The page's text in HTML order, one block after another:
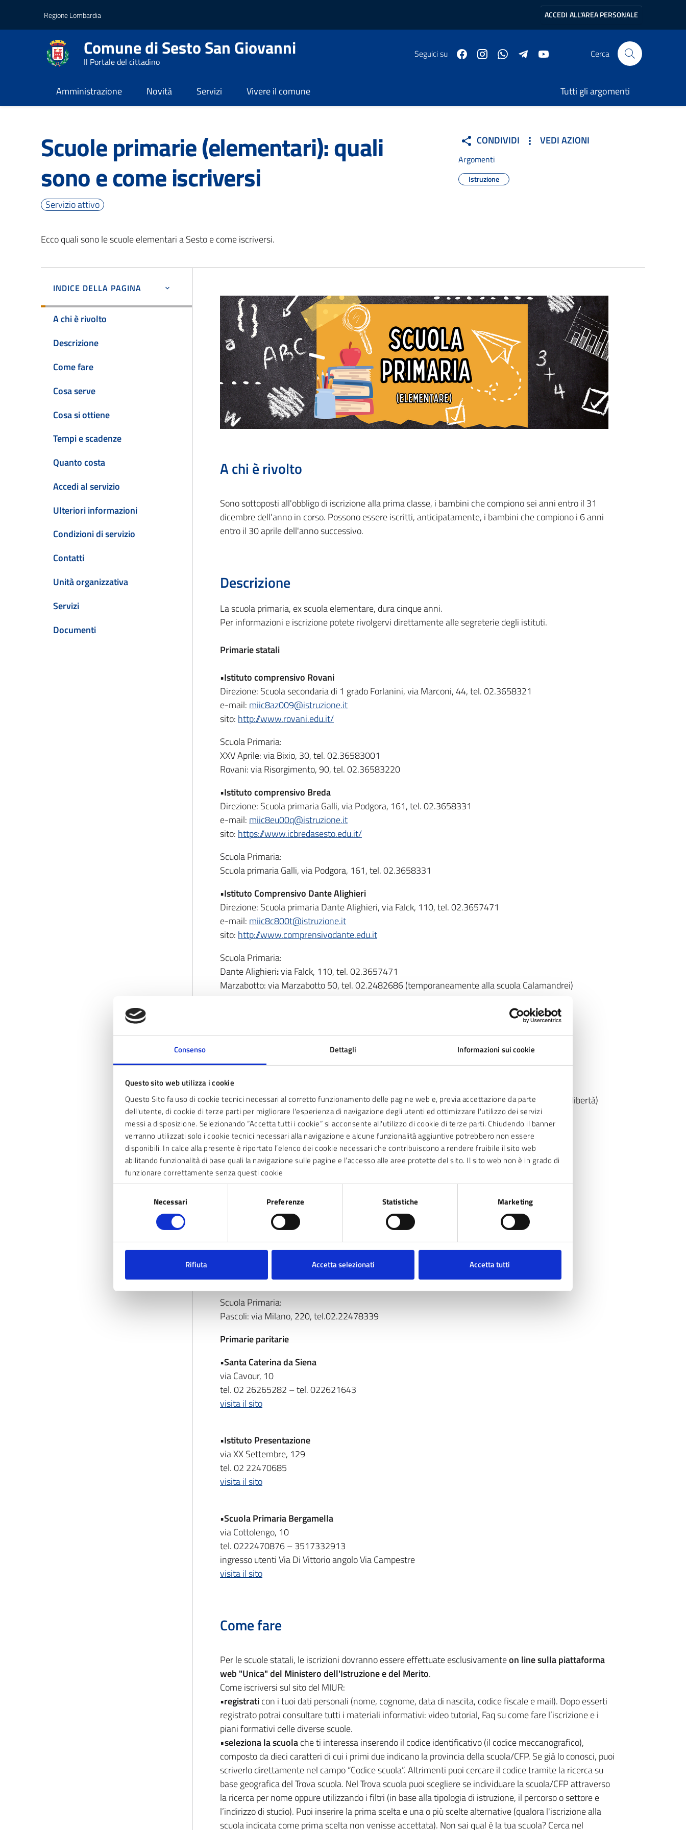
Consenso Dettagli Informazioni sui cookie
Questo sito web utilizza i cookie
Questo Sito fa uso di cookie tecnici necessari al corretto funzionamento delle pagine web e, previa accettazione da parte
dell'utente, di cookie di terze parti per migliorare l'esperienza di navigazione degli utenti ed ottimizzare l'utilizzo dei servizi
messi a disposizione. Selezionando “Accetta tutti i cookie” si acconsente all'utilizzo di cookie di terze parti. Chiudendo il banner
verranno utilizzati solo i cookie tecnici necessari alla navigazione e alcune funzionalità aggiuntive potrebbero non essere
disponibili. In calce alla presente è riportato l’elenco dei cookie necessari che contribuiscono a rendere fruibile il sito web
abilitando funzionalità di base quali la navigazione sulle pagine e l’accesso alle aree protette del sito. Il sito web non è in grado di
funzionare correttamente senza questi cookie
Necessari Preferenze Statistiche Marketing
Rifiuta Accetta selezionati Accetta tutti
Vai al contenuto principale
Vai al footerRegione Lombardia ACCEDI ALL'AREA PERSONALE
Comune di Sesto San Giovanni
Il Portale del cittadino
Seguici su Cerca
Amministrazione Novità Servizi Vivere il comune Tutti gli argomenti
Servizi Educazione e formazione Scuole primarie (elementari): quali sono e come iscriversi
Scuole primarie (elementari): quali
sono e come iscriversi
Servizio attivo
Ecco quali sono le scuole elementari a Sesto e come iscriversi.
CONDIVIDI VEDI AZIONI
Argomenti
Istruzione
INDICE DELLA PAGINA
A chi è rivolto
Descrizione
Come fare
Cosa serve
Cosa si ottiene
Tempi e scadenze
Quanto costa
Accedi al servizio
Ulteriori informazioni
Condizioni di servizio
Contatti
Unità organizzativa
Servizi
Documenti
A chi è rivolto
Sono sottoposti all'obbligo di iscrizione alla prima classe, i bambini che compiono sei anni entro il 31
dicembre dell'anno in corso. Possono essere iscritti, anticipatamente, i bambini che compiono i 6 anni
entro il 30 aprile dell'anno successivo.
Descrizione
La scuola primaria, ex scuola elementare, dura cinque anni.
Per informazioni e iscrizione potete rivolgervi direttamente alle segreterie degli istituti.
Primarie statali
•Istituto comprensivo Rovani
Direzione: Scuola secondaria di 1 grado Forlanini, via Marconi, 44, tel. 02.3658321
e-mail: miic8az009@istruzione.it
sito: http://www.rovani.edu.it/
Scuola Primaria:
XXV Aprile: via Bixio, 30, tel. 02.36583001
Rovani: via Risorgimento, 90, tel. 02.36583220
•Istituto comprensivo Breda
Direzione: Scuola primaria Galli, via Podgora, 161, tel. 02.3658331
e-mail: miic8eu00q@istruzione.it
sito: https://www.icbredasesto.edu.it/
Scuola Primaria:
Scuola primaria Galli, via Podgora, 161, tel. 02.3658331
•Istituto Comprensivo Dante Alighieri
Direzione: Scuola primaria Dante Alighieri, via Falck, 110, tel. 02.3657471
e-mail: miic8c800t@istruzione.it
sito: http://www.comprensivodante.edu.it
Scuola Primaria:
Dante Alighieri:via Falck, 110, tel. 02.3657471
Marzabotto: via Marzabotto 50, tel. 02.2482686 (temporaneamente alla scuola Calamandrei)
Direzione: Scuola secondaria di 1 grado Don Milani, via Cavallotti, 88, tel. 02.365831
e-mail:miic8a5005@istruzione.it
https://www.ic-martiridellaliberta.edu.it/
Martiri della libertà: via Martiri della Libertà, 8, tel. 02.26263757
Oriani: via Buozzi, 144, tel. 02.2483280 (questa scuola è temporaneamente alla Martiri della libertà)
•Istituto Comprensivo Anna Frank
Direzione: Scuola Frank/Einaudi, via Boccaccio, 336, tel. 02.24411406
email:miic8a100t@istruzione.it
sito:https://www.icsfrank-sestosg.edu.it/
Scuola Primaria:
Anna Frank: via Boccaccio, 336, tel. 02.24411406
Luini: via Mincio, 101, tel. 02.2485172
Direzione: Scuola secondaria di 1 grado Italo Calvino, via Fratelli Di Dio, 101, tel. 02.3657491
miic8a0002@istruzione.it
sito:https://www.icsestopascoli.edu.it/
Scuola Primaria:
Pascoli: via Milano, 220, tel.02.22478339
Primarie paritarie
•Santa Caterina da Siena
via Cavour, 10
tel. 02 26265282 – tel. 022621643
visita il sito
•Istituto Presentazione
via XX Settembre, 129
tel. 02 22470685
visita il sito
•Scuola PrimariaBergamella
via Cottolengo, 10
tel. 0222470876 – 3517332913
ingresso utenti Via Di Vittorio angolo Via Campestre
visita il sito
Come fare
Per le scuole statali, le iscrizioni dovranno essere effettuate esclusivamenteon line sulla piattaforma
web "Unica" del Ministero dell'Istruzione e del Merito.
Come iscriversi sul sito del MIUR:
•registraticon i tuoi dati personali (nome, cognome, data di nascita, codice fiscale e mail). Dopo esserti
registrato potrai consultare tutti i materiali informativi: video tutorial, Faq su come fare l’iscrizione e i
piani formativi delle diverse scuole.
•seleziona la scuolache ti interessa inserendo il codice identificativo (il codice meccanografico),
composto da dieci caratteri di cui i primi due indicano la provincia della scuola/CFP. Se già lo conosci, puoi
scriverlo direttamente nel campo “Codice scuola”. Altrimenti puoi cercare il codice tramite la ricerca su
base geografica del Trova scuola. Nel Trova scuola puoi scegliere se individuare la scuola/CFP attraverso
la ricerca per nome oppure utilizzando i filtri (in base alla tipologia di istruzione, il percorso o settore e
l’indirizzo di studio). Puoi inserire la prima scelta e una o più scelte alternative (qualora l'iscrizione alla
scuola indicata come prima scelta non venisse accettata). Non sai qual è la tua scuola? Cerca nel